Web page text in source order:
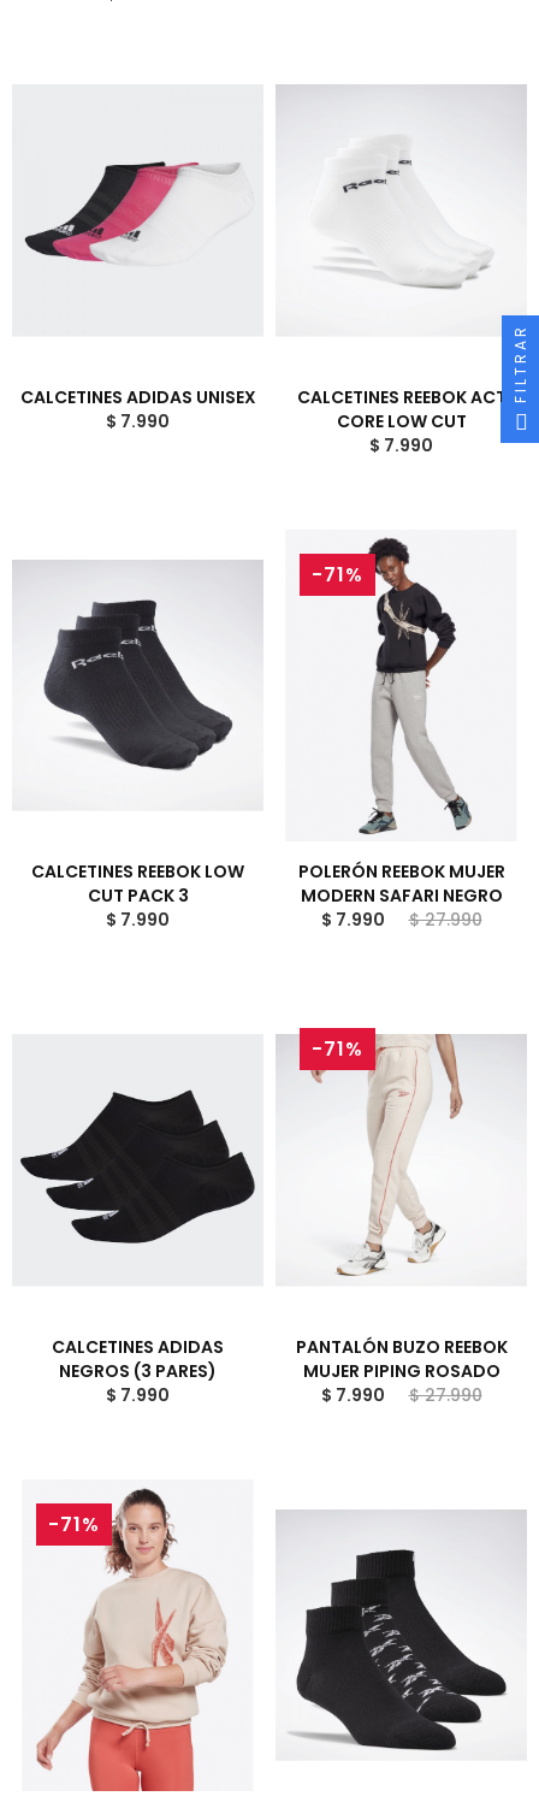
CALCETINES ADIDAS UNISEX
$ 7.990
CALCETINES REEBOK ACT
CORE LOW CUT
$ 7.990
CALCETINES REEBOK LOW
CUT PACK 3
$ 7.990
-71%
POLERÓN REEBOK MUJER
MODERN SAFARI NEGRO
$ 7.990
$ 27.990
CALCETINES ADIDAS
NEGROS (3 PARES)
$ 7.990
-71%
PANTALÓN BUZO REEBOK
MUJER PIPING ROSADO
$ 7.990
$ 27.990
-71%
FILTRAR